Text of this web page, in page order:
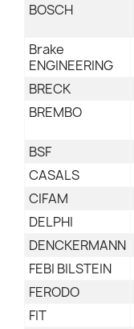
BOSCH
Brake
ENGINEERING
BRECK
BREMBO
BSF
CASALS
CIFAM
DELPHI
DENCKERMANN
FEBI BILSTEIN
FERODO
FIT